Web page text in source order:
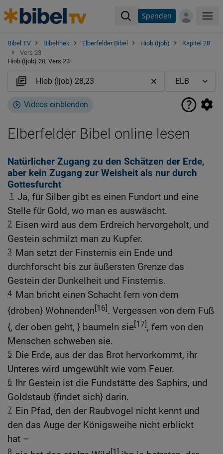
Spenden
Bibel TV Bibelthek Elberfelder Bibel Hiob (Ijob)
Kapitel 28
Vers 23
Hiob (Ijob) 28, Vers 23
Videos einblenden
Elberfelder Bibel online lesen
Natürlicher Zugang zu den Schätzen der Erde,
aber kein Zugang zur Weisheit als nur durch
Gottesfurcht
1 Ja, für Silber gibt es einen Fundort und eine
Stelle für Gold, wo man es auswäscht.
2 Eisen wird aus dem Erdreich hervorgeholt, und
Gestein schmilzt man zu Kupfer.
3 Man setzt der Finsternis ein Ende und
durchforscht bis zur äußersten Grenze das
Gestein der Dunkelheit und Finsternis.
4 Man bricht einen Schacht fern von dem
{droben} Wohnenden[16]. Vergessen von dem Fuß
{, der oben geht, } baumeln sie[17], fern von den
Menschen schweben sie.
5 Die Erde, aus der das Brot hervorkommt, ihr
Unteres wird umgewühlt wie vom Feuer.
6 Ihr Gestein ist die Fundstätte des Saphirs, und
Goldstaub {findet sich} darin.
7 Ein Pfad, den der Raubvogel nicht kennt und
den das Auge der Königsweihe nicht erblickt
hat –
8 [1]